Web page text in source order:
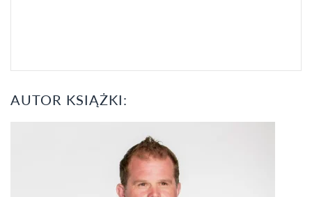
AUTOR KSIĄŻKI: